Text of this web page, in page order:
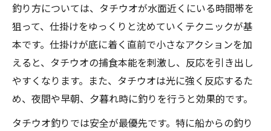
釣り方については、タチウオが水面近くにいる時間帯を
狙って、仕掛けをゆっくりと沈めていくテクニックが基
本です。仕掛けが底に着く直前で小さなアクションを加
えると、タチウオの捕食本能を刺激し、反応を引き出し
やすくなります。また、タチウオは光に強く反応するた
め、夜間や早朝、夕暮れ時に釣りを行うと効果的です。
タチウオ釣りでは安全が最優先です。特に船からの釣り